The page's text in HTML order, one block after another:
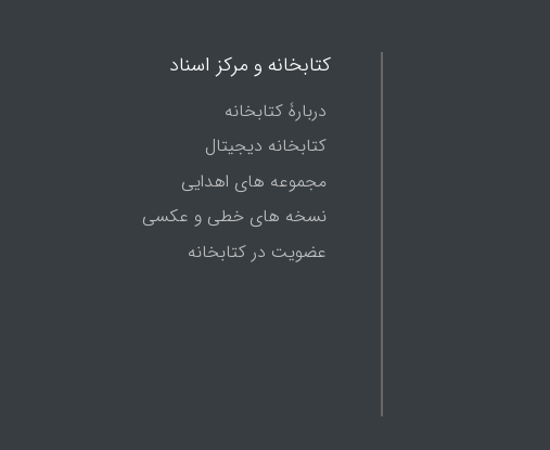
کتابخانه و مرکز اسناد
دربارۀ کتابخانه
کتابخانه دیجیتال
مجموعه های اهدایی
نسخه های خطی و عکسی
عضویت در کتابخانه